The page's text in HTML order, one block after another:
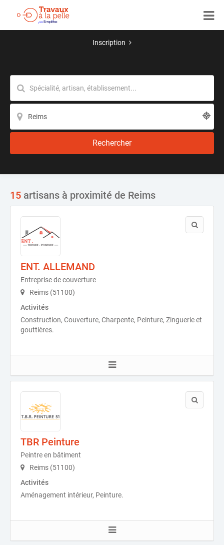
Inscription
Rechercher
15 artisans à proximité de Reims
ENT. ALLEMAND
Entreprise de couverture
Reims (51100)
Activités
Construction, Couverture, Charpente, Peinture, Zinguerie et
gouttières.
TBR Peinture
Peintre en bâtiment
Reims (51100)
Activités
Aménagement intérieur, Peinture.